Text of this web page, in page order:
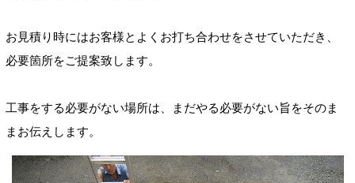
お見積り時にはお客様とよくお打ち合わせをさせていただき、
必要箇所をご提案致します。
工事をする必要がない場所は、まだやる必要がない旨をそのま
まお伝えします。